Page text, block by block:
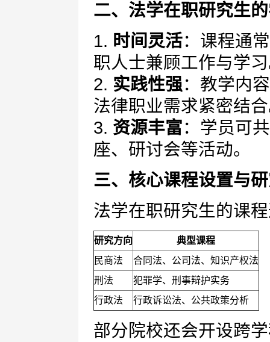
二、法学在职研究生
1. 时间灵活：课程通
职人士兼顾工作与学
2. 实践性强：教学内
法律职业需求紧密结
3. 资源丰富：学员可
座、研讨会等活动。
三、核心课程设置与
法学在职研究生的课
研究方向
典型课程
民商法
合同法、公司法、知识产权法
刑法
犯罪学、刑事辩护实务
行政法
行政诉讼法、公共政策分析
部分院校还会开设跨